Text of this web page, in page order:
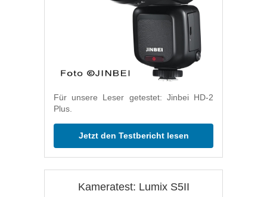
Für unsere Leser getestet: Jinbei HD-2
Plus.
Jetzt den Testbericht lesen
Kameratest: Lumix S5II